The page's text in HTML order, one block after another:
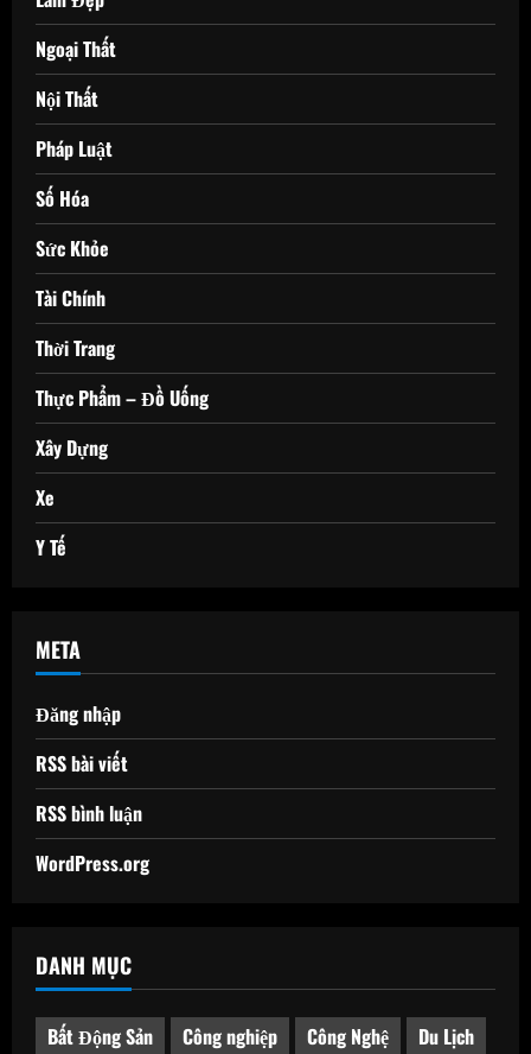
Ngoại Thất
Nội Thất
Pháp Luật
Số Hóa
Sức Khỏe
Tài Chính
Thời Trang
Thực Phẩm – Đồ Uống
Xây Dựng
Xe
Y Tế
META
Đăng nhập
RSS bài viết
RSS bình luận
WordPress.org
DANH MỤC
Bất Động Sản Công nghiệp Công Nghệ Du Lịch